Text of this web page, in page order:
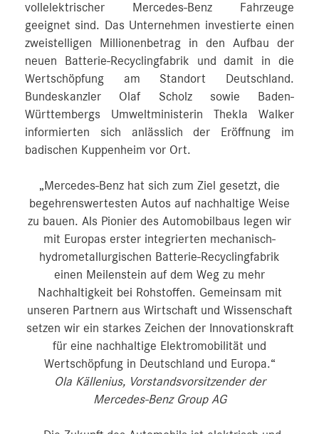
vollelektrischer Mercedes-Benz Fahrzeuge
geeignet sind. Das Unternehmen investierte einen
zweistelligen Millionenbetrag in den Aufbau der
neuen Batterie-Recyclingfabrik und damit in die
Wertschöpfung am Standort Deutschland.
Bundeskanzler Olaf Scholz sowie Baden-
Württembergs Umweltministerin Thekla Walker
informierten sich anlässlich der Eröffnung im
badischen Kuppenheim vor Ort.
„Mercedes-Benz hat sich zum Ziel gesetzt, die
begehrenswertesten Autos auf nachhaltige Weise
zu bauen. Als Pionier des Automobilbaus legen wir
mit Europas erster integrierten mechanisch-
hydrometallurgischen Batterie-Recyclingfabrik
einen Meilenstein auf dem Weg zu mehr
Nachhaltigkeit bei Rohstoffen. Gemeinsam mit
unseren Partnern aus Wirtschaft und Wissenschaft
setzen wir ein starkes Zeichen der Innovationskraft
für eine nachhaltige Elektromobilität und
Wertschöpfung in Deutschland und Europa.“
Ola Källenius, Vorstandsvorsitzender der
Mercedes-Benz Group AG